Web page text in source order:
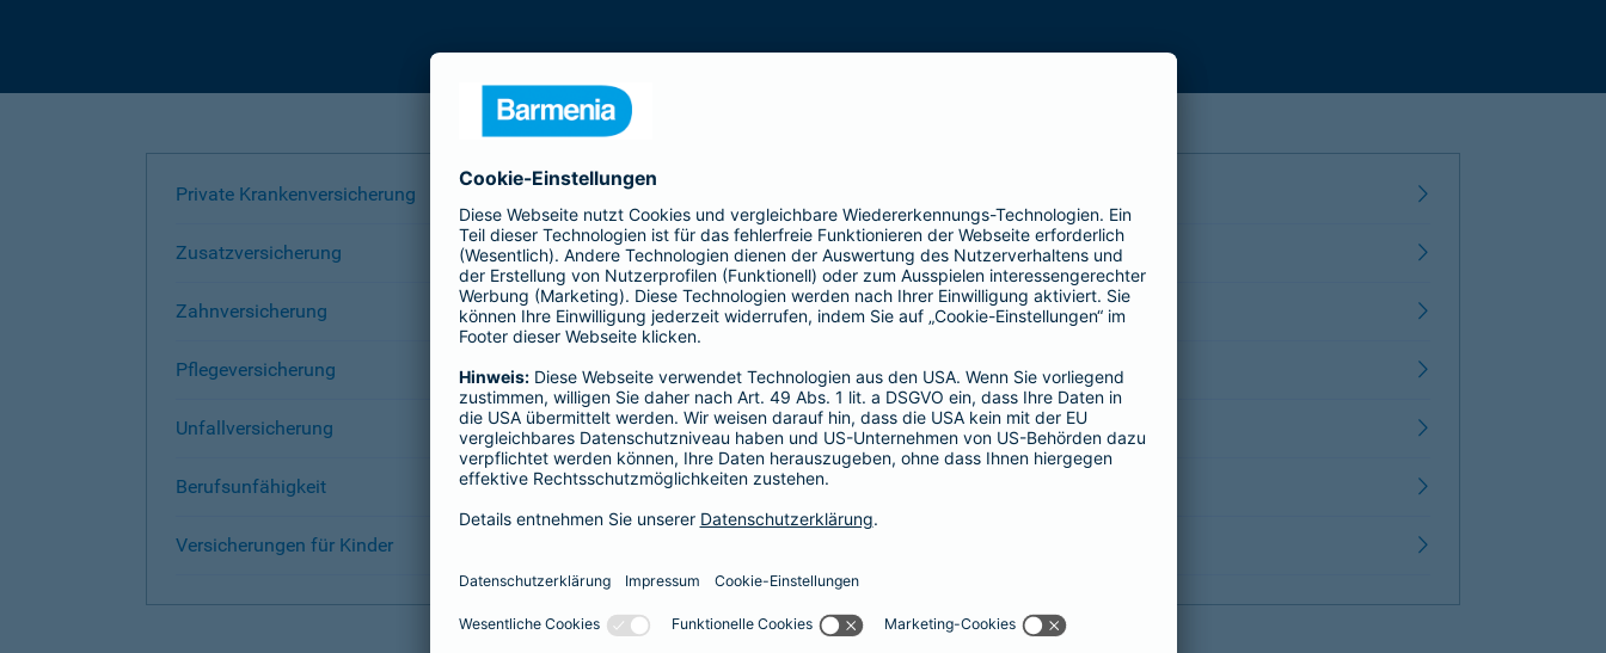
Private Krankenversicherung
Zusatzversicherung
Zahnversicherung
Pflegeversicherung
Unfallversicherung
Berufsunfähigkeit
Versicherungen für Kinder